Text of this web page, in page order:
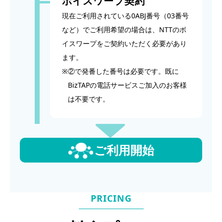
現在ご利用されている0ABJ番号（03番号
など）でご利用希望の場合は、NTTのボ
イスワープをご契約いただく必要があり
ます。
※②で発番した番号は必要です。既に
BizTAPの電話サービスご加入のお客様
は不要です。
ご利用開始
PRICING